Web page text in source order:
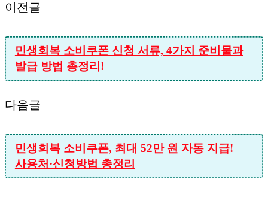
이전글
민생회복 소비쿠폰 신청 서류, 4가지 준비물과
발급 방법 총정리!
다음글
민생회복 소비쿠폰, 최대 52만 원 자동 지급!
사용처·신청방법 총정리